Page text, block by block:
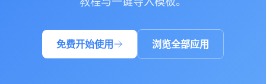
免费开始使用 浏览全部应用